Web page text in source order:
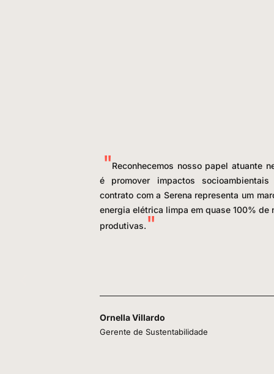
Reconhecemos nosso papel atuante
é promover impactos
contrato com a Serena representa um
energia elétrica limpa em quase 100% de
produtivas.
Ornella Villardo
Gerente de Sustentabilidade